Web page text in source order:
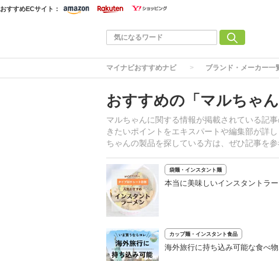
おすすめECサイト：
マイナビおすすめナビ ブランド・メーカー一
おすすめの「マルちゃ
マルちゃんに関する情報が掲載されている記
きたいポイントをエキスパートや編集部が詳
ちゃんの製品を探している方は、ぜひ記事を参
袋麺・インスタント麺
本当に美味しいインスタントラ
カップ麺・インスタント食品
海外旅行に持ち込み可能な食べ